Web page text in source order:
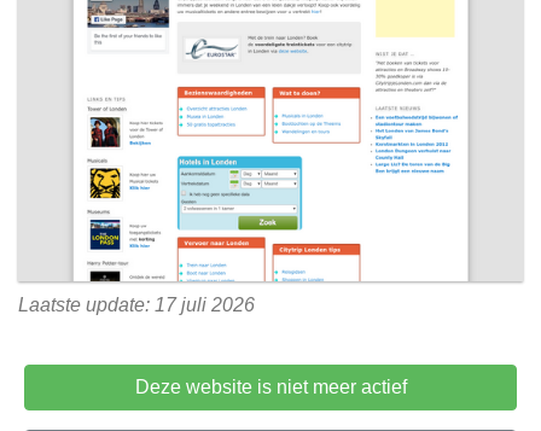
Laatste update: 17 juli 2026
Deze website is niet meer actief